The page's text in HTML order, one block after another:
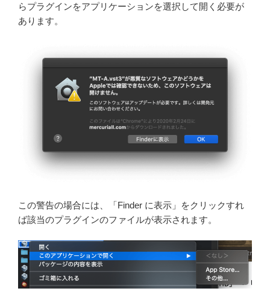
らプラグインをアプリケーションを選択して開く必要が
あります。
この警告の場合には、「Finder に表示」をクリックすれ
ば該当のプラグインのファイルが表示されます。